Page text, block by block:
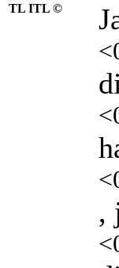
TL ITL ©
,